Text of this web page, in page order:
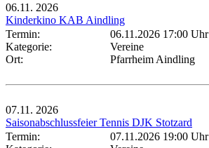
06.11. 2026
Kinderkino KAB Aindling
Termin:
06.11.2026 17:00 Uhr
Kategorie:
Vereine
Ort:
Pfarrheim Aindling
07.11. 2026
Saisonabschlussfeier Tennis DJK Stotzard
Termin:
07.11.2026 19:00 Uhr